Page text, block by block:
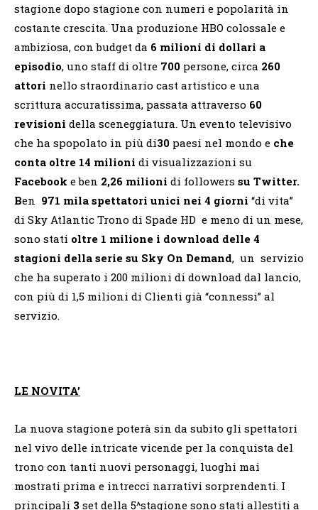
stagione dopo stagione con numeri e popolarità in
costante crescita. Una produzione HBO colossale e
ambiziosa, con budget da 6 milioni di dollari a
episodio, uno staff di oltre 700 persone, circa 260
attori nello straordinario cast artistico e una
scrittura accuratissima, passata attraverso 60
revisioni della sceneggiatura. Un evento televisivo
che ha spopolato in più di30 paesi nel mondo e che
conta oltre 14 milioni di visualizzazioni su
Facebook e ben 2,26 milioni di followers su Twitter.
Ben 971 mila spettatori unici nei 4 giorni “di vita”
di Sky Atlantic Trono di Spade HD e meno di un mese,
sono stati oltre 1 milione i download delle 4
stagioni della serie su Sky On Demand, un servizio
che ha superato i 200 milioni di download dal lancio,
con più di 1,5 milioni di Clienti già “connessi” al
servizio.
LE NOVITA’
La nuova stagione poterà sin da subito gli spettatori
nel vivo delle intricate vicende per la conquista del
trono con tanti nuovi personaggi, luoghi mai
mostrati prima e intrecci narrativi sorprendenti. I
principali 3 set della 5^stagione sono stati allestiti a